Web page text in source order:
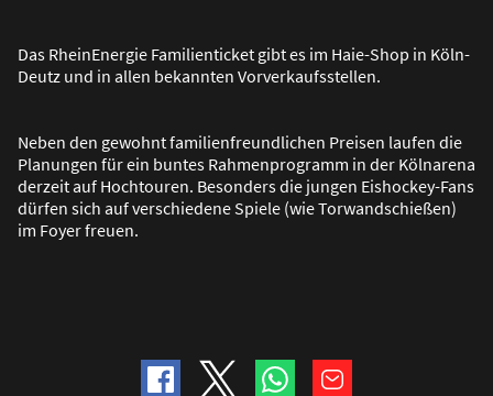
Das RheinEnergie Familienticket gibt es im Haie-Shop in Köln-
Deutz und in allen bekannten Vorverkaufsstellen.
Neben den gewohnt familienfreundlichen Preisen laufen die
Planungen für ein buntes Rahmenprogramm in der Kölnarena
derzeit auf Hochtouren. Besonders die jungen Eishockey-Fans
dürfen sich auf verschiedene Spiele (wie Torwandschießen)
im Foyer freuen.